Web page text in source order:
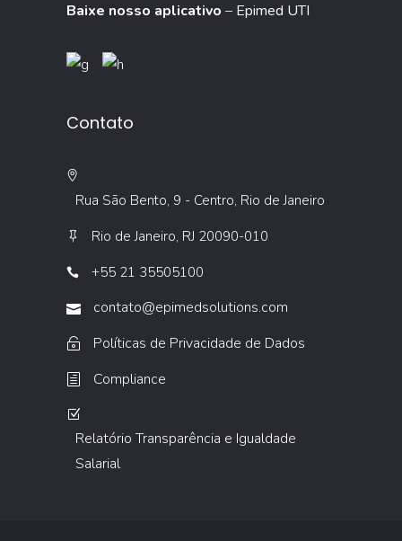
Baixe nosso aplicativo – Epimed UTI
Contato
Rua São Bento, 9 - Centro, Rio de Janeiro
Rio de Janeiro, RJ 20090-010
+55 21 35505100
contato@epimedsolutions.com
Políticas de Privacidade de Dados
Compliance
Relatório Transparência e Igualdade
Salarial